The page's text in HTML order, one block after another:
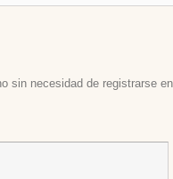
sin necesidad de registrarse en